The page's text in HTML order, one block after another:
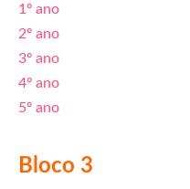
1º ano
2º ano
3º ano
4º ano
5º ano
Bloco 3